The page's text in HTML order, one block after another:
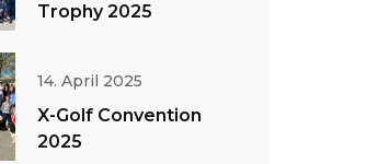
Trophy 2025
14. April 2025
X-Golf Convention
2025